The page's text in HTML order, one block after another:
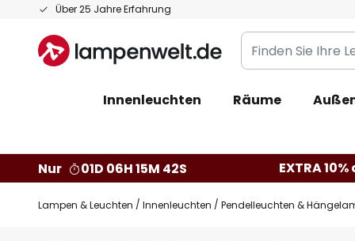
Über 25 Jahre Erfahrung
Zum
springen
Finden
Sie
Leuchte...
Innenleuchten Räume
Nur
01D 06H 15M 41S EXTRA
Lampen & Leuchten Innenleuchten Pendelleuchten &